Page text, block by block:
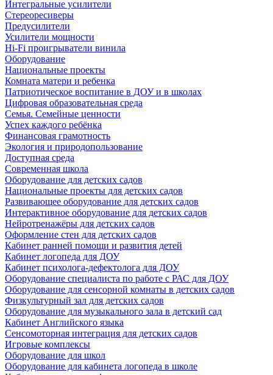
Интегральные усилители
Стереоресиверы
Предусилители
Усилители мощности
Hi-Fi проигрыватели винила
Оборудование
Национальные проекты
Комната матери и ребенка
Патриотическое воспитание в ДОУ и в школах
Цифровая образовательная среда
Семья. Семейные ценности
Успех каждого ребёнка
Финансовая грамотность
Экология и природопользование
Доступная среда
Современная школа
Оборудование для детских садов
Национальные проекты для детских садов
Развивающее оборудование для детских садов
Интерактивное оборудование для детских садов
Нейротренажёры для детских садов
Оформление стен для детских садов
Кабинет ранней помощи и развития детей
Кабинет логопеда для ДОУ
Кабинет психолога-дефектолога для ДОУ
Оборудование специалиста по работе с РАС для ДОУ
Оборудование для сенсорной комнаты в детских садов
Физкультурный зал для детских садов
Оборудование для музыкального зала в детский сад
Кабинет Английского языка
Сенсомоторная интеграция для детских садов
Игровые комплексы
Оборудование для школ
Оборудование для кабинета логопеда в школе